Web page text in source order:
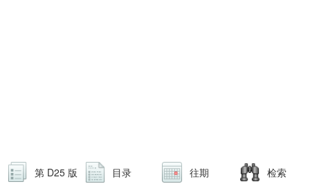
第 D25 版 目录 往期 检索